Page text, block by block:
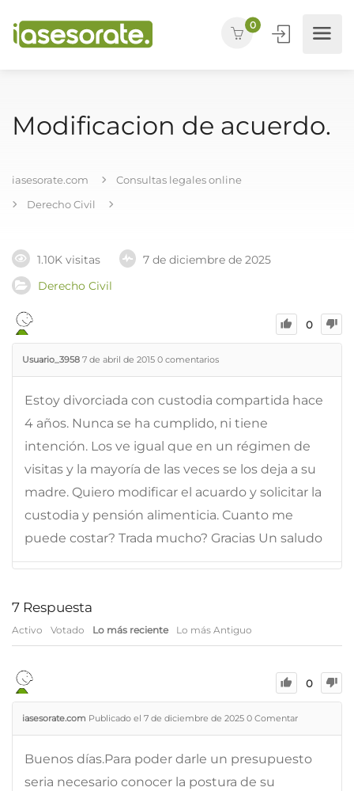
0
Modificacion de acuerdo.
iasesorate.com
Consultas legales online
Derecho Civil
1.10K visitas
7 de diciembre de 2025
Derecho Civil
0
Usuario_3958 7 de abril de 2015 0 comentarios
Estoy divorciada con custodia compartida hace
4 años. Nunca se ha cumplido, ni tiene
intención. Los ve igual que en un régimen de
visitas y la mayoría de las veces se los deja a su
madre. Quiero modificar el acuardo y solicitar la
custodia y pensión alimenticia. Cuanto me
puede costar? Trada mucho? Gracias Un saludo
7 Respuesta
Activo Votado Lo más reciente Lo más Antiguo
0
iasesorate.com Publicado el 7 de diciembre de 2025 0 Comentar
Buenos días.Para poder darle un presupuesto
seria necesario conocer la postura de su